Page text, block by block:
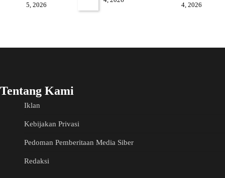
5, 2026
4, 2026
Tentang Kami
Iklan
Kebijakan Privasi
Pedoman Pemberitaan Media Siber
Redaksi